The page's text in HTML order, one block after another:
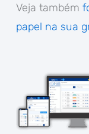
Veja também
papel na sua